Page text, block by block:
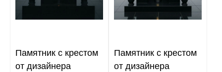
Памятник с крестом
от дизайнера
Памятник с крестом
от дизайнера